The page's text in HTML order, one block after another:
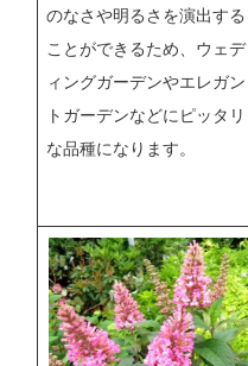
のなさや明るさを演出する
ことができるため、ウェデ
ィングガーデンやエレガン
トガーデンなどにピッタリ
な品種になります。